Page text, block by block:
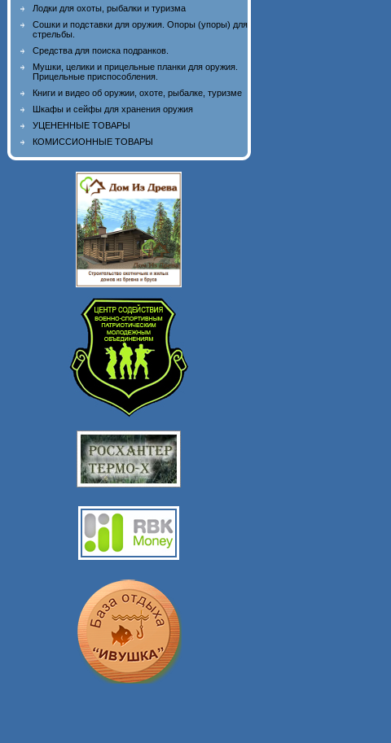
Лодки для охоты, рыбалки и туризма
Сошки и подставки для оружия. Опоры (упоры) для
стрельбы.
Средства для поиска подранков.
Мушки, целики и прицельные планки для оружия.
Прицельные приспособления.
Книги и видео об оружии, охоте, рыбалке, туризме
Шкафы и сейфы для хранения оружия
УЦЕНЕННЫЕ ТОВАРЫ
КОМИССИОННЫЕ ТОВАРЫ